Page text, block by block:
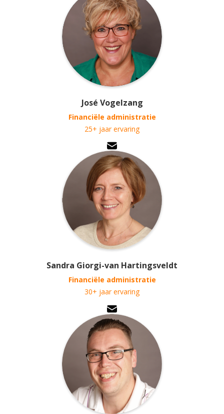
José Vogelzang
Financiële administratie
25+ jaar ervaring
Sandra Giorgi-van Hartingsveldt
Financiële administratie
30+ jaar ervaring